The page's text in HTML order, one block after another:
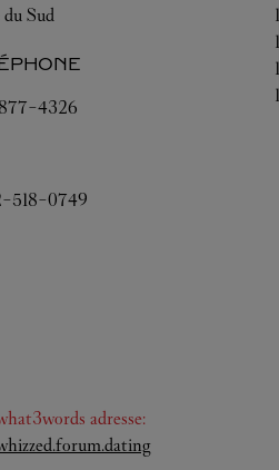
du Sud
4326
518-0749
adresse:
Link Opens in